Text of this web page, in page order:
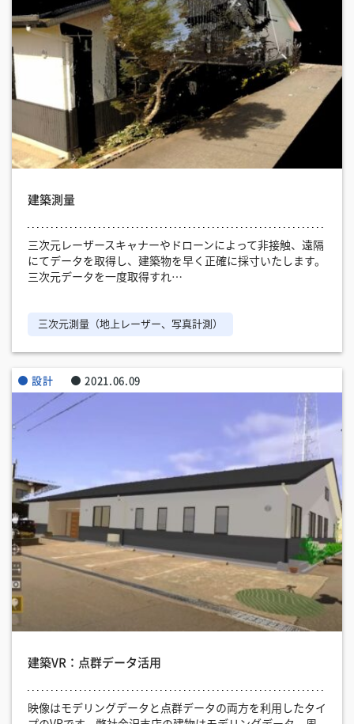
建築測量
三次元レーザースキャナーやドローンによって非接触、遠隔
にてデータを取得し、建築物を早く正確に採寸いたします。
三次元データを一度取得すれ…
三次元測量（地上レーザー、写真計測）
設計 2021.06.09
建築VR：点群データ活用
映像はモデリングデータと点群データの両方を利用したタイ